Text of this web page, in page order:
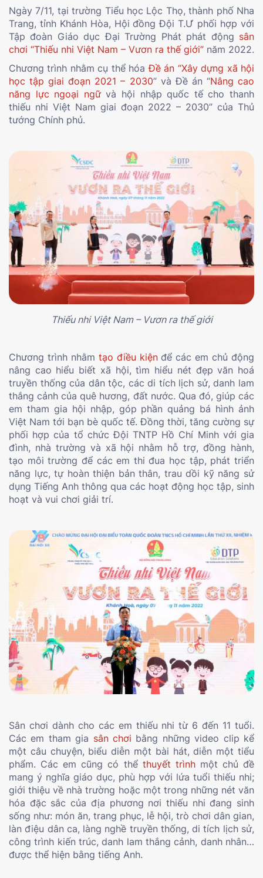
Ngày 7/11, tại trường Tiểu học Lộc Thọ, thành phố Nha
Trang, tỉnh Khánh Hòa, Hội đồng Đội T.Ư phối hợp với
Tập đoàn Giáo dục Đại Trường Phát phát động sân
chơi “Thiếu nhi Việt Nam – Vươn ra thế giới” năm 2022.
Chương trình nhằm cụ thể hóaĐề án “Xây dựng xã hội
học tập giai đoạn 2021 – 2030” và Đề án “Nâng cao
năng lực ngoại ngữvà hội nhập quốc tế cho thanh
thiếu nhi Việt Nam giai đoạn 2022 – 2030” của Thủ
tướng Chính phủ.
Thiếu nhi Việt Nam – Vươn ra thế giới
Chương trình nhằm tạo điều kiệnđể các em chủ động
nâng cao hiểu biết xã hội, tìm hiểu nét đẹp văn hoá
truyền thống của dân tộc, các di tích lịch sử, danh lam
thắng cảnh của quê hương, đất nước. Qua đó, giúp các
em tham gia hội nhập, góp phần quảng bá hình ảnh
Việt Nam tới bạn bè quốc tế. Đồng thời, tăng cường sự
phối hợp của tổ chức Đội TNTP Hồ Chí Minh với gia
đình, nhà trường và xã hội nhằm hỗ trợ, đồng hành,
tạo môi trường để các em thi đua học tập, phát triển
năng lực, tự hoàn thiện bản thân, trau dồi kỹ năng sử
dụng Tiếng Anh thông qua các hoạt động học tập, sinh
hoạt và vui chơi giải trí.
Sân chơi dành cho các em thiếu nhi từ 6 đến 11 tuổi.
Các em tham gia sân chơi bằng những video clip kể
một câu chuyện, biểu diễn một bài hát, diễn một tiểu
phẩm. Các em cũng có thểthuyết trìnhmột chủ đề
mang ý nghĩa giáo dục, phù hợp với lứa tuổi thiếu nhi;
giới thiệu về nhà trường hoặc một trong những nét văn
hóa đặc sắc của địa phương nơi thiếu nhi đang sinh
sống như: món ăn, trang phục, lễ hội, trò chơi dân gian,
làn điệu dân ca, làng nghề truyền thống, di tích lịch sử,
công trình kiến trúc, danh lam thắng cảnh, danh nhân…
được thể hiện bằng tiếng Anh.